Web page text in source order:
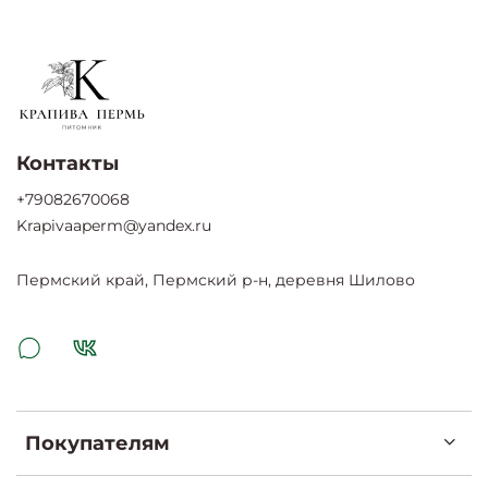
Покупателям
Контакты
+79082670068
Krapivaaperm@yandex.ru
Пермский край, Пермский р-н, деревня Шилово